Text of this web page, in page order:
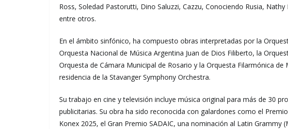
Ross, Soledad Pastorutti, Dino Saluzzi, Cazzu, Conociendo Rusia,
entre otros.
En el ámbito sinfónico, ha compuesto obras interpretadas por la
Orquesta Nacional de Música Argentina Juan de Dios Filiberto, la
Orquesta de Cámara Municipal de Rosario y la Orquesta Filarmónica
residencia de la Stavanger Symphony Orchestra.
Su trabajo en cine y televisión incluye música original para más de 30
publicitarias. Su obra ha sido reconocida con galardones como el
Konex 2025, el Gran Premio SADAIC, una nominación al Latin Grammy